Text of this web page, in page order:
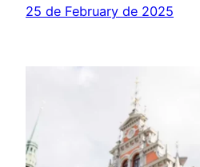
25 de February de 2025